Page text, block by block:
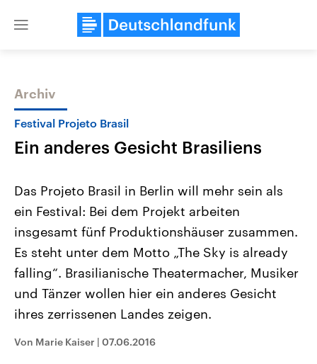
Close
Themen
Landtagswahl Sachsen-Anhalt
2026
Alle Informationen
Sachsen-Anhalt wählt am 6.
September 2026 einen neuen
Bundesland von einer Koalition aus
Umfragen, Prognosen,
Wahlprogramme, aktuelle Berichte
USA
Aktuelle Beiträge,
Hintergründe
Wirtschaftlich und
gehören die Vereinigten
mit großem Einfluss auf
Archiv
Festival Projeto Brasil
Ein anderes Gesicht Brasiliens
Das Projeto Brasil in Berlin will mehr sein als
ein Festival: Bei dem Projekt arbeiten
insgesamt fünf Produktionshäuser zusammen.
Es steht unter dem Motto „The Sky is already
falling“. Brasilianische Theatermacher, Musiker
und Tänzer wollen hier ein anderes Gesicht
ihres zerrissenen Landes zeigen.
Von Marie Kaiser | 07.06.2016